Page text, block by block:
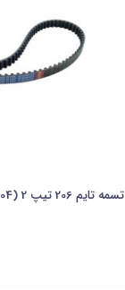
تسمه تایم 206 تیپ 2 (104دندانه)-یاراک